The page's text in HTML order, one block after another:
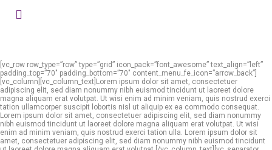
[vc_row row_type=”row” type=”grid” icon_pack=”font_awesome” text_align=”left”
padding_top=”70″ padding_bottom=”70″ content_menu_fe_icon=”arrow_back”]
[vc_column][vc_column_text]Lorem ipsum dolor sit amet, consectetuer
adipiscing elit, sed diam nonummy nibh euismod tincidunt ut laoreet dolore
magna aliquam erat volutpat. Ut wisi enim ad minim veniam, quis nostrud exerci
tation ullamcorper suscipit lobortis nisl ut aliquip ex ea commodo consequat.
Lorem ipsum dolor sit amet, consectetuer adipiscing elit, sed diam nonummy
nibh euismod tincidunt ut laoreet dolore magna aliquam erat volutpat. Ut wisi
enim ad minim veniam, quis nostrud exerci tation ulla. Lorem ipsum dolor sit
amet, consectetuer adipiscing elit, sed diam nonummy nibh euismod tincidunt